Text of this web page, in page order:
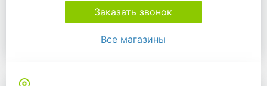
Заказать звонок
Все магазины